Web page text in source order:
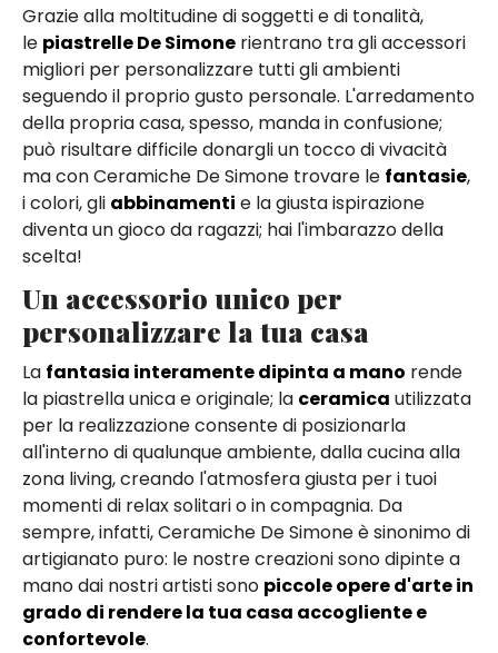
Grazie alla moltitudine di soggetti e di tonalità,
le piastrelle De Simone rientrano tra gli accessori
migliori per personalizzare tutti gli ambienti
seguendo il proprio gusto personale. L'arredamento
della propria casa, spesso, manda in confusione;
può risultare difficile donargli un tocco di vivacità
ma con Ceramiche De Simone trovare le fantasie,
i colori, gli abbinamenti e la giusta ispirazione
diventa un gioco da ragazzi; hai l'imbarazzo della
scelta!
Un accessorio unico per
personalizzare la tua casa
La fantasia interamente dipinta a mano rende
la piastrella unica e originale; la ceramica utilizzata
per la realizzazione consente di posizionarla
all'interno di qualunque ambiente, dalla cucina alla
zona living, creando l'atmosfera giusta per i tuoi
momenti di relax solitari o in compagnia. Da
sempre, infatti, Ceramiche De Simone è sinonimo di
artigianato puro: le nostre creazioni sono dipinte a
mano dai nostri artisti sono piccole opere d'arte in
grado di rendere la tua casa accogliente e
confortevole.